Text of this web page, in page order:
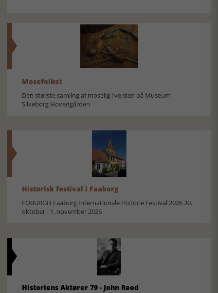
Mosefolket
Den største samling af moselig i verden på Museum
Silkeborg Hovedgården
Historisk festival i Faaborg
FOBURGH Faaborg Internationale Historie Festival 2026 30.
oktober - 1. november 2026
Historiens Aktører 79 - John Reed